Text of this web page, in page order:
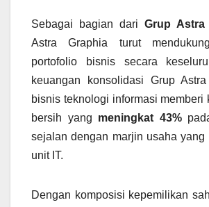
Sebagai bagian dari Grup Astra
Astra Graphia turut
portofolio bisnis secara
keuangan konsolidasi Grup
bisnis teknologi informasi memberi
bersih yang meningkat 43%
sejalan dengan marjin usaha yang
unit IT.
Dengan komposisi kepemilikan